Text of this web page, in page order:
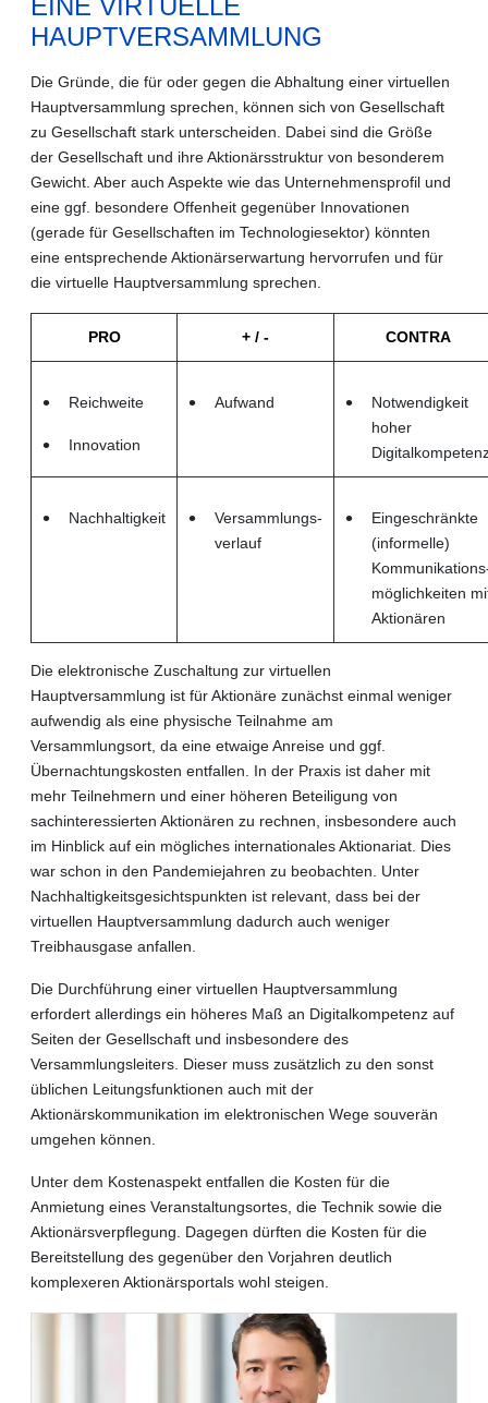
EINE VIRTUELLE
HAUPTVERSAMMLUNG
Die Gründe, die für oder gegen die Abhaltung einer virtuellen
Hauptversammlung sprechen, können sich von Gesellschaft
zu Gesellschaft stark unterscheiden. Dabei sind die Größe
der Gesellschaft und ihre Aktionärsstruktur von besonderem
Gewicht. Aber auch Aspekte wie das Unternehmensprofil und
eine ggf. besondere Offenheit gegenüber Innovationen
(gerade für Gesellschaften im Technologiesektor) könnten
eine entsprechende Aktionärserwartung hervorrufen und für
die virtuelle Hauptversammlung sprechen.
PRO + / - CONTRA
Reichweite
Innovation
Aufwand
Notwendigkeit
hoher
Nachhaltigkeit
Versammlungs-
ver­lauf
Eingeschränkte
(informelle)
möglichkeiten
Aktionären
Die elektronische Zuschaltung zur virtuellen
Hauptversammlung ist für Aktionäre zunächst einmal weniger
aufwendig als eine physische Teilnahme am
Versammlungsort, da eine etwaige Anreise und ggf.
Übernachtungskosten entfallen. In der Praxis ist daher mit
mehr Teilnehmern und einer höheren Beteiligung von
sachinteressierten Aktionären zu rechnen, insbesondere auch
im Hinblick auf ein mögliches internationales Aktionariat. Dies
war schon in den Pandemiejahren zu beobachten. Unter
Nachhaltigkeitsgesichtspunkten ist relevant, dass bei der
virtuellen Hauptversammlung dadurch auch weniger
Treibhausgase anfallen.
Die Durchführung einer virtuellen Hauptversammlung
erfordert allerdings ein höheres Maß an Digitalkompetenz auf
Seiten der Gesellschaft und insbesondere des
Versammlungsleiters. Dieser muss zusätzlich zu den sonst
üblichen Leitungsfunktionen auch mit der
Aktionärskommunikation im elektronischen Wege souverän
umgehen können.
Unter dem Kostenaspekt entfallen die Kosten für die
Anmietung eines Veranstaltungsortes, die Technik sowie die
Aktionärsverpflegung. Dagegen dürften die Kosten für die
Bereitstellung des gegenüber den Vorjahren deutlich
komplexeren Aktionärsportals wohl steigen.